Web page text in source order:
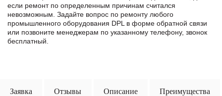
если ремонт по определенным причинам считался
невозможным. Задайте вопрос по ремонту любого
промышленного оборудования DPL в формe обратной связи
или позвоните менеджерам по указанному телефону, звонок
бесплатный.
Заявка Отзывы Описание Преимущества